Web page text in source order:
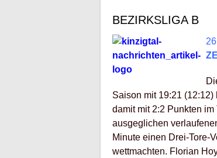
BEZIRKSLIGA B
Saison mit 19:21
damit mit 2:2 Punkten
ausgeglichen
Minute einen Drei-Tore-
wettmachten. Florian